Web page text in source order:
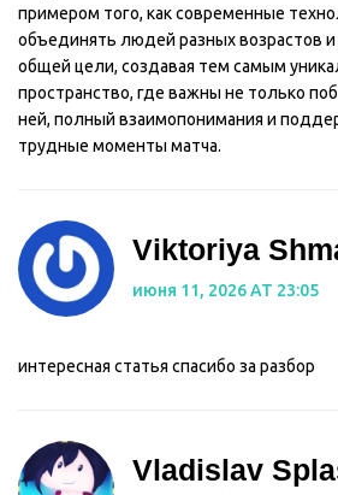
примером того, как современные
объединять людей разных возрастов и
общей цели, создавая тем самым
пространство, где важны не только
ней, полный взаимопонимания и
трудные моменты матча.
Viktoriya
июня 11, 2026 AT 23:05
интересная статья спасибо за разбор
Vladislav